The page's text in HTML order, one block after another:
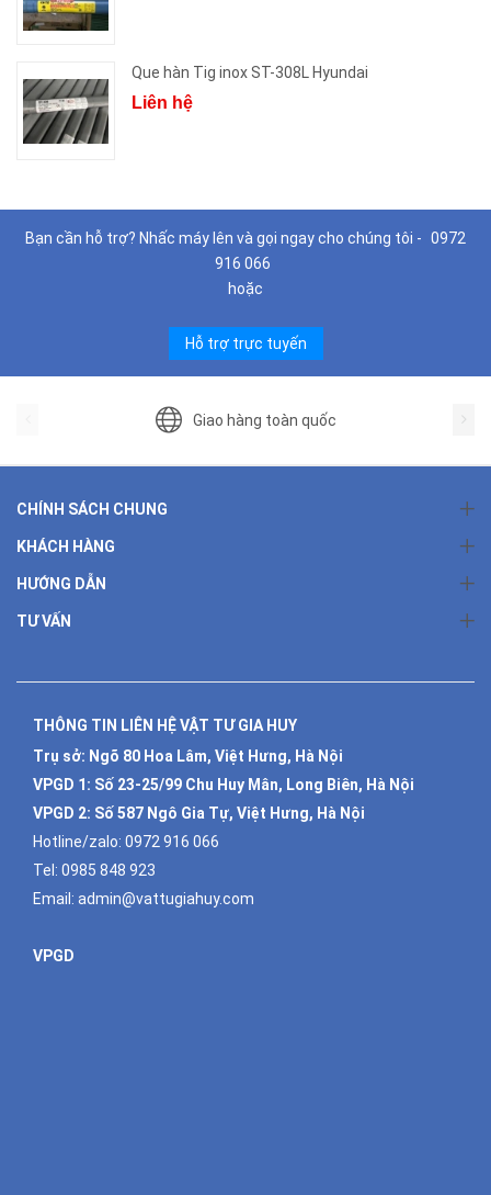
Que hàn Tig inox ST-308L Hyundai
Liên hệ
Bạn cần hỗ trợ? Nhấc máy lên và gọi ngay cho chúng tôi - 0972
916 066
hoặc
Hỗ trợ trực tuyến
Giao hàng toàn quốc
CHÍNH SÁCH CHUNG
KHÁCH HÀNG
HƯỚNG DẪN
TƯ VẤN
THÔNG TIN LIÊN HỆ VẬT TƯ GIA HUY
Trụ sở: Ngõ 80 Hoa Lâm, Việt Hưng, Hà Nội
VPGD 1: Số 23-25/99 Chu Huy Mân, Long Biên, Hà Nội
VPGD 2: Số 587 Ngô Gia Tự, Việt Hưng, Hà Nội
Hotline/zalo: 0972 916 066
Tel: 0985 848 923
Email: admin@vattugiahuy.com
VPGD